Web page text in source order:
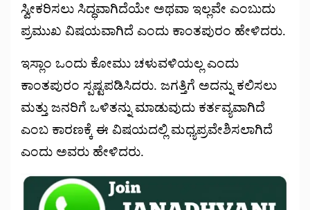
ಸ್ವೀಕರಿಸಲು ಸಿದ್ಧವಾಗಿದೆಯೇ ಅಥವಾ ಇಲ್ಲವೇ ಎಂಬುದು
ಪ್ರಮುಖ ವಿಷಯವಾಗಿದೆ ಎಂದು ಕಾಂತಪುರಂ ಹೇಳಿದರು.
ಇಸ್ಲಾಂ ಒಂದು ಕೋಮು ಚಳುವಳಿಯಲ್ಲ ಎಂದು
ಕಾಂತಪುರಂ ಸ್ಪಷ್ಟಪಡಿಸಿದರು. ಜಗತ್ತಿಗೆ ಅದನ್ನು ಕಲಿಸಲು
ಮತ್ತು ಜನರಿಗೆ ಒಳಿತನ್ನು ಮಾಡುವುದು ಕರ್ತವ್ಯವಾಗಿದೆ
ಎಂಬ ಕಾರಣಕ್ಕೆ ಈ ವಿಷಯದಲ್ಲಿ ಮಧ್ಯಪ್ರವೇಶಿಸಲಾಗಿದೆ
ಎಂದು ಅವರು ಹೇಳಿದರು.